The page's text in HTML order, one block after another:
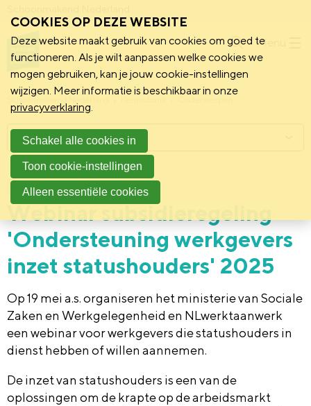
Menu
Schoonmakend Nederland
Nieuws 28 april 2025
Webinar subsidieregeling ​​​​​​​
'Ondersteuning werkgevers
inzet statushouders' 2025
Op 19 mei a.s. organiseren het ministerie van Sociale
Zaken en Werkgelegenheid en NLwerktaanwerk
een webinar voor werkgevers die statushouders in
dienst hebben of willen aannemen.
De inzet van statushouders is een van de
oplossingen om de krapte op de arbeidsmarkt
Menu
COOKIES OP DEZE WEBSITE
Deze website maakt gebruik van cookies om goed te
functioneren. Als je wilt aanpassen welke cookies we
mogen gebruiken, kan je jouw cookie-instellingen
wijzigen. Meer informatie is beschikbaar in onze
privacyverklaring.
Schakel alle cookies in
Toon cookie-instellingen
Alleen essentiële cookies